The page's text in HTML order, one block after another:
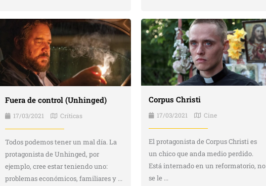
Fuera de control (Unhinged)
17/03/2021 Críticas
Todos podemos tener un mal día. La
protagonista de Unhinged, por
ejemplo, cree estar teniendo uno:
problemas económicos, familiares y ...
Corpus Christi
17/03/2021 Cine
El protagonista de Corpus Christi es
un chico que anda medio perdido.
Está internado en un reformatorio, no
se le ...